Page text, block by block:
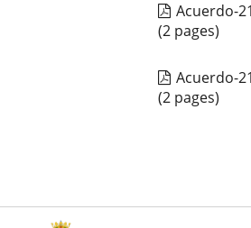
Acuerdo-
(2 pages)
Acuerdo-
(2 pages)